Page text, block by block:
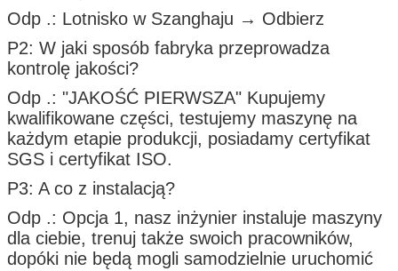
Odp .: Lotnisko w Szanghaju → Odbierz
P2: W jaki sposób fabryka przeprowadza
kontrolę jakości?
Odp .: "JAKOŚĆ PIERWSZA" Kupujemy
kwalifikowane części, testujemy maszynę na
każdym etapie produkcji, posiadamy certyfikat
SGS i certyfikat ISO.
P3: A co z instalacją?
Odp .: Opcja 1, nasz inżynier instaluje maszyny
dla ciebie, trenuj także swoich pracowników,
dopóki nie będą mogli samodzielnie uruchomić